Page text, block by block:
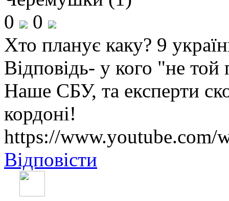
0
0
Хто планує каку? 9
Відповідь- у кого "не той
Наше СБУ, та експерти
кордоні!
https://www.youtube.com/
Відповісти